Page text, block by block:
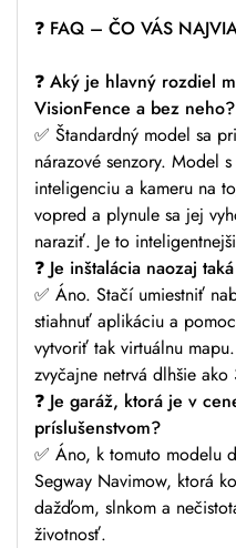
❓ FAQ – ČO VÁS
❓ Aký je hlavný rozdiel
VisionFence a bez neho?
✅ Štandardný model sa
nárazové senzory. Model
inteligenciu a kameru na
vopred a plynule sa jej
naraziť. Je to
❓ Je inštalácia naozaj
✅ Áno. Stačí umiestniť
stiahnuť aplikáciu a
vytvoriť tak virtuálnu
zvyčajne netrvá dlhšie
❓ Je garáž, ktorá je v
príslušenstvom?
✅ Áno, k tomuto modelu
Segway Navimow, ktorá
dažďom, slnkom a
životnosť.